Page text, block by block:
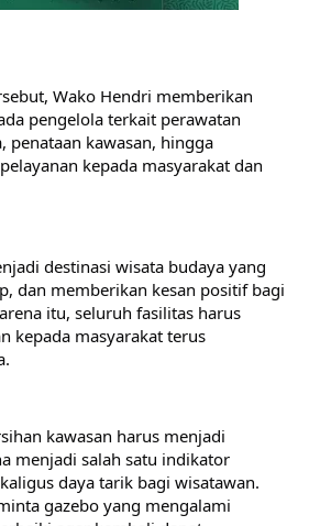
Wako Hendri memberikan
pengelola terkait perawatan
penataan kawasan, hingga
kepada masyarakat dan
destinasi wisata budaya yang
dan memberikan kesan positif bagi
itu, seluruh fasilitas harus
kepada masyarakat terus
kawasan harus menjadi
menjadi salah satu indikator
daya tarik bagi wisatawan.
gazebo yang mengalami